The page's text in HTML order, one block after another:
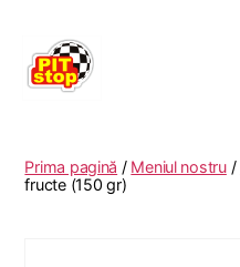
RASNOV
Prima pagină / Meniul nostru/
fructe (150 gr)